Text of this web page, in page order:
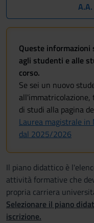
Queste
agli studenti e alle
corso.
Se sei un nuovo
di studi alla pagina
Laurea magistrale
dal 2025/2026
Il piano didattico è
attività formative che
propria carriera
Selezionare il piano
iscrizione.